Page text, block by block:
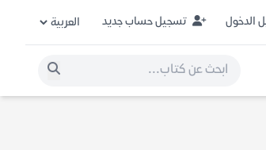
الدخول تسجيل حساب جديد